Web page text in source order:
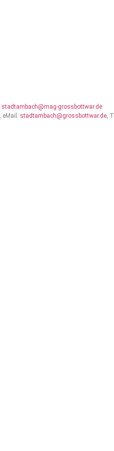
stadtambach@mag-grossbottwar.de
, eMail: stadtambach@grossbottwar.de,